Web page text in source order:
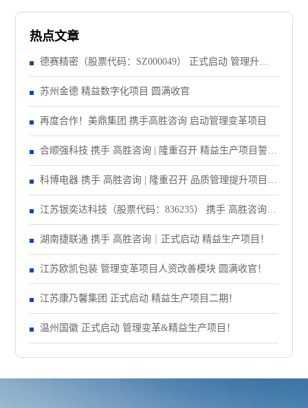
热点文章
德赛精密（股票代码：SZ000049） 正式启动 管理升级&
精益注塑项目！
苏州金德 精益数字化项目 圆满收官
再度合作！美鼎集团 携手高胜咨询 启动管理变革项目
合顺强科技 携手 高胜咨询 | 隆重召开 精益生产项目誓师
大会！
科博电器 携手 高胜咨询 | 隆重召开 品质管理提升项目启
动大会！
江苏银奕达科技（股票代码：836235） 携手 高胜咨询｜
正式启动 管理变革项目
湖南捷联通 携手 高胜咨询｜正式启动 精益生产项目！
江苏欧凯包装 管理变革项目人资改善模块 圆满收官！
江苏康乃馨集团 正式启动 精益生产项目二期！
温州国徽 正式启动 管理变革&精益生产项目！